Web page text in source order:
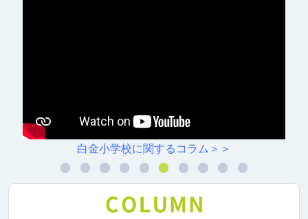
白金小学校に関するコラム＞＞